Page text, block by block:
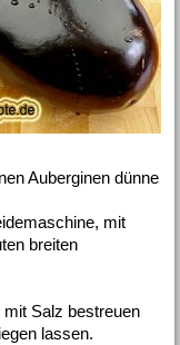
Auberginen dünne
mit
breiten
mit Salz bestreuen
lassen.